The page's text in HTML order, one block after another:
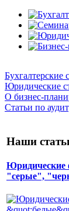
Бухгалтерские
Юридические
О бизнес-
Статьи по
Наши
"серые",